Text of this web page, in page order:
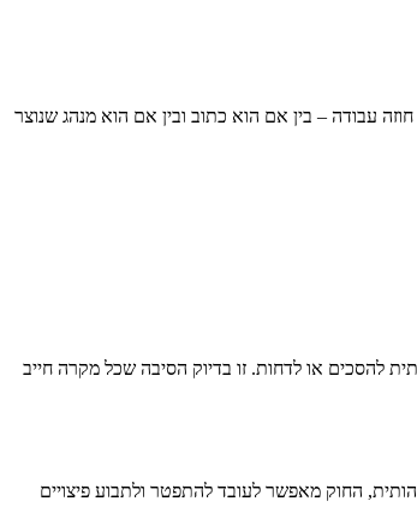
עבודה – בין אם הוא כתוב ובין אם הוא מנהג שנוצר
להסכים או לדחות. זו בדיוק הסיבה שכל מקרה חייב
החוק מאפשר לעובד להתפטר ולתבוע פיצויים